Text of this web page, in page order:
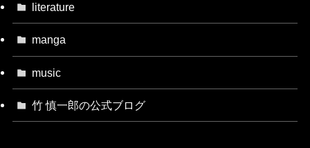
literature
manga
music
竹 慎一郎の公式ブログ